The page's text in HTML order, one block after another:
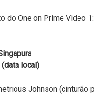
do One on Prime Video 1:
local)
Johnson (cinturão